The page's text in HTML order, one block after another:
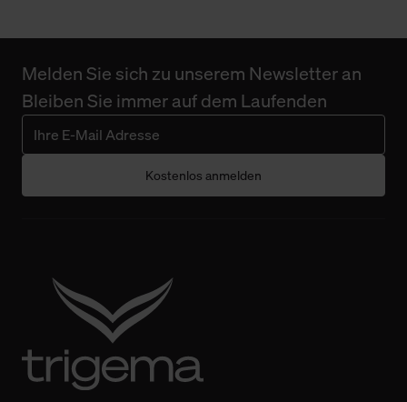
Melden Sie sich zu unserem Newsletter an
Bleiben Sie immer auf dem Laufenden
Kostenlos anmelden